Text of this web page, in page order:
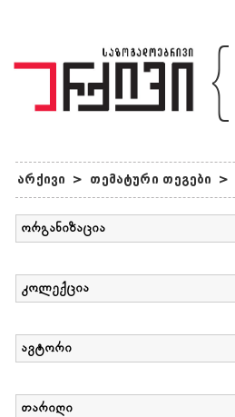
{
არქივი > თემატური თეგები >
ორგანიზაცია
კოლექცია
ავტორი
თარიღი